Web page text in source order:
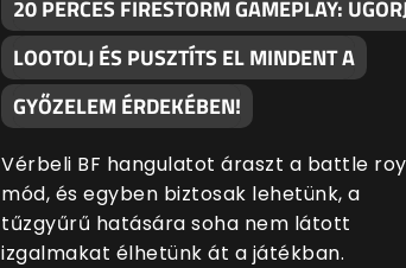
20 PERCES FIRESTORM GAMEPLAY:
LOOTOLJ ÉS PUSZTÍTS EL MINDENT A
GYŐZELEM ÉRDEKÉBEN!
Vérbeli BF hangulatot áraszt a battle
mód, és egyben biztosak lehetünk, a
tűzgyűrű hatására soha nem látott
izgalmakat élhetünk át a játékban.